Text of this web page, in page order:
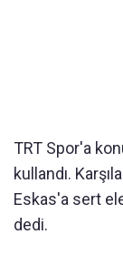
TRT Spor'a
kullandı.
Eskas'a sert
dedi.